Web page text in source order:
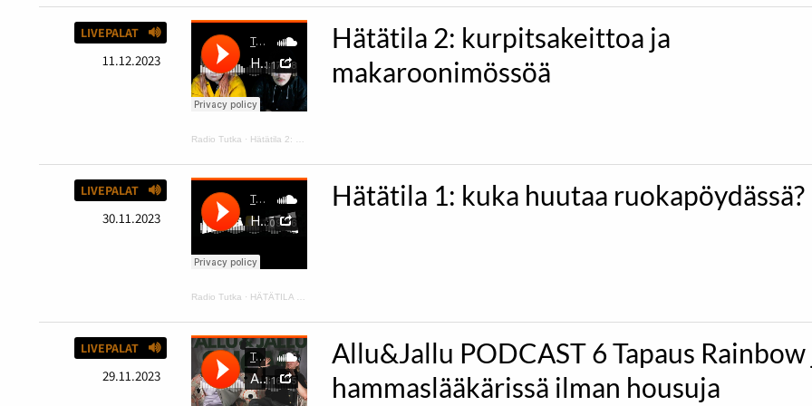
LIVEPALAT
11.12.2023
Radio Tutka · Hätätila 2: kurpitsakeittoa ja makaroonimössöä
Hätätila 2: kurpitsakeittoa ja
makaroonimössöä
LIVEPALAT
30.11.2023
Radio Tutka · HÄTÄTILA podcast 1
Hätätila 1: kuka huutaa ruokapöydässä?
LIVEPALAT
29.11.2023
Allu&Jallu PODCAST 6 Tapaus Rainbow
hammaslääkärissä ilman housuja